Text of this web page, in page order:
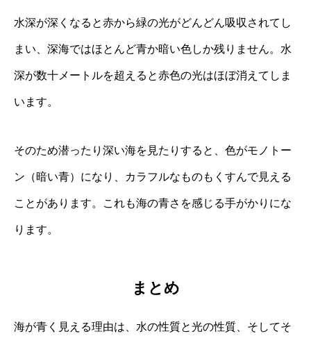
水深が深くなると赤から緑の光がどんどん吸収されてし
まい、深海ではほとんど青か暗い色しか残りません。水
深が数十メートルを超えると赤色の光はほぼ消えてしま
います。
そのため潜ったり深い海を見たりすると、色がモノトー
ン（暗い青）になり、カラフルなものもくすんで見える
ことがあります。これも海の青さを感じる手がかりにな
ります。
まとめ
海が青く見える理由は、水の性質と光の性質、そしてそ